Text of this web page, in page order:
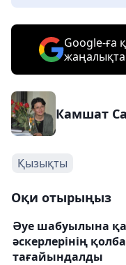
Google-ға
Камшат
Қызықты
Оқи отырыңыз
Әуе шабуылына
әскерлерінің
тағайындалды